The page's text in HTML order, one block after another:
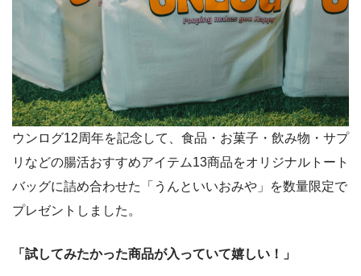
ウンログ12周年を記念して、食品・お菓子・飲み物・サプ
リなどの腸活おすすめアイテム13商品をオリジナルトート
バッグに詰め合わせた「うんといいおみや」を数量限定で
プレゼントしました。
「試してみたかった商品が入っていて嬉しい！」